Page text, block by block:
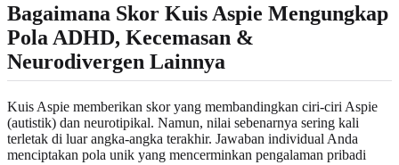
Bagaimana Skor Kuis Aspie Mengungkap
Pola ADHD, Kecemasan &
Neurodivergen Lainnya
Kuis Aspie memberikan skor yang membandingkan ciri-ciri Aspie
(autistik) dan neurotipikal. Namun, nilai sebenarnya sering kali
terletak di luar angka-angka terakhir. Jawaban individual Anda
menciptakan pola unik yang mencerminkan pengalaman pribadi